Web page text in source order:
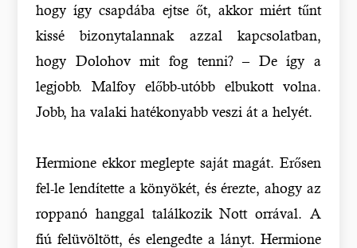
hogy így csapdába ejtse őt, akkor miért tűnt
kissé bizonytalannak azzal kapcsolatban,
hogy Dolohov mit fog tenni? – De így a
legjobb. Malfoy előbb-utóbb elbukott volna.
Jobb, ha valaki hatékonyabb veszi át a helyét.
Hermione ekkor meglepte saját magát. Erősen
fel-le lendítette a könyökét, és érezte, ahogy az
roppanó hanggal találkozik Nott orrával. A
fiú felüvöltött, és elengedte a lányt. Hermione